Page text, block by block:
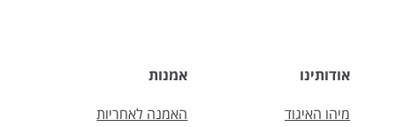
אודותינו
מיהו האיגוד
אמנות
האמנה לאחריות